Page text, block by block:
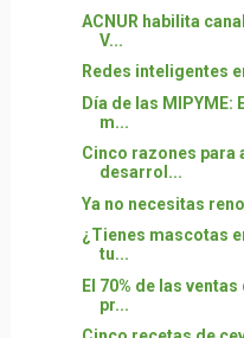
ACNUR habilita
V...
Redes inteligentes
Día de las
m...
Cinco razones
desarrol...
Ya no necesitas
¿Tienes mascotas
tu...
El 70% de las
pr...